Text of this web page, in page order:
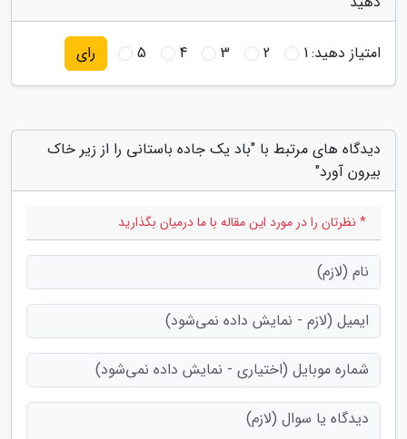
امتیاز دهید:1
2
3
4
5 رای
دیدگاه های مرتبط با "باد یک جاده باستانی را از زیر خاک
بیرون آورد"
* نظرتان را در مورد این مقاله با ما درمیان بگذارید